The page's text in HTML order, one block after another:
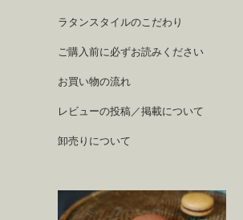
ラタンスタイルのこだわり
ご購入前に必ずお読みください
お買い物の流れ
レビューの投稿／掲載について
卸売りについて